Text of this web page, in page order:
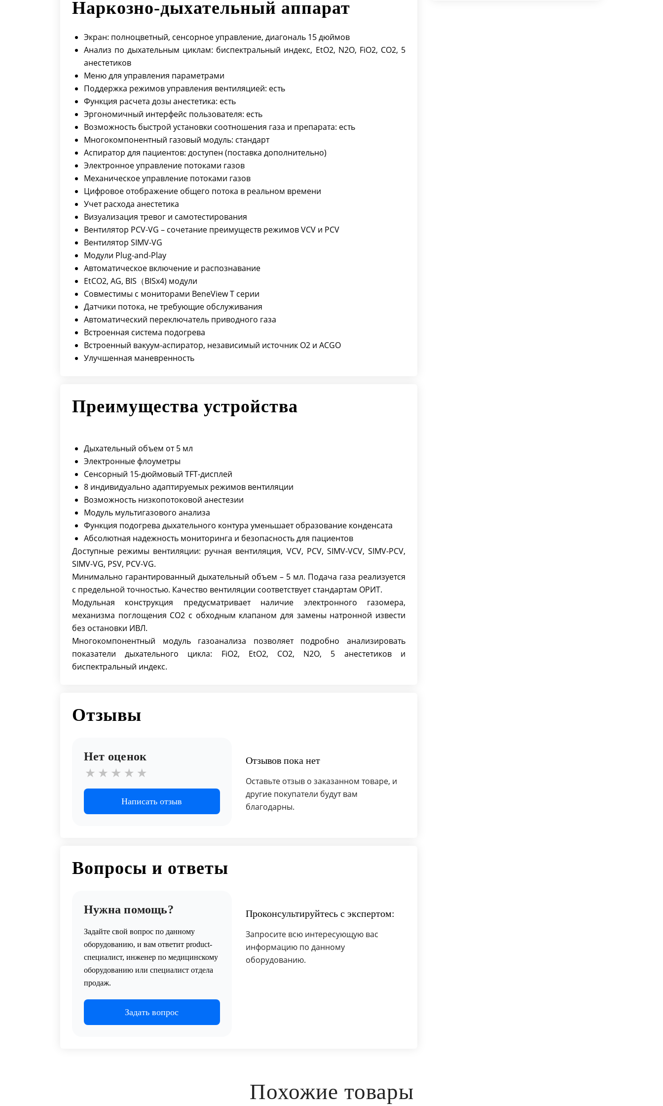
Цифровое отображение общего
Учет расхода анестетика
Визуализация тревог и
преимуществ режимов VCV и PCV
Автоматическое включение и
распознавание
EtCO2, AG, BIS（BISx4) модули
Датчики потока, не требующие
приводного газа
Наркозно-дыхательный аппарат
Экран: полноцветный, сенсорное управление, диагональ 15 дюймов
Анализ по дыхательным циклам: биспектральный индекс, EtO2, N2O, FiO2, CO2, 5
анестетиков
Меню для управления параметрами
Поддержка режимов управления вентиляцией: есть
Функция расчета дозы анестетика: есть
Эргономичный интерфейс пользователя: есть
Возможность быстрой установки соотношения газа и препарата: есть
Многокомпонентный газовый модуль: стандарт
Аспиратор для пациентов: доступен (поставка дополнительно)
Электронное управление потоками газов
Механическое управление потоками газов
Цифровое отображение общего потока в реальном времени
Учет расхода анестетика
Визуализация тревог и самотестирования
Вентилятор PCV-VG – сочетание преимуществ режимов VCV и PCV
Вентилятор SIMV-VG
Модули Plug-and-Play
Автоматическое включение и распознавание
EtCO2, AG, BIS（BISx4) модули
Совместимы с мониторами BeneView T серии
Датчики потока, не требующие обслуживания
Автоматический переключатель приводного газа
Встроенная система подогрева
Встроенный вакуум-аспиратор, независимый источник О2 и ACGO
Улучшенная маневренность
Преимущества устройства
Дыхательный объем от 5 мл
Электронные флоуметры
Сенсорный 15-дюймовый TFT-дисплей
8 индивидуально адаптируемых режимов вентиляции
Возможность низкопотоковой анестезии
Модуль мультигазового анализа
Функция подогрева дыхательного контура уменьшает образование конденсата
Абсолютная надежность мониторинга и безопасность для пациентов
Доступные режимы вентиляции: ручная вентиляция, VCV, PCV, SIMV-VCV, SIMV-PCV,
SIMV-VG, PSV, PCV-VG.
Минимально гарантированный дыхательный объем – 5 мл. Подача газа реализуется
с предельной точностью. Качество вентиляции соответствует стандартам ОРИТ.
Модульная конструкция предусматривает наличие электронного газомера,
механизма поглощения CO2 с обходным клапаном для замены натронной извести
без остановки ИВЛ.
Многокомпонентный модуль газоанализа позволяет подробно анализировать
показатели дыхательного цикла: FiO2, EtO2, CO2, N2O, 5 анестетиков и
биспектральный индекс.
Отзывы
Нет оценок
Написать отзыв
Отзывов пока нет
Оставьте отзыв о заказанном товаре, и
другие покупатели будут вам
благодарны.
Вопросы и ответы
Нужна помощь?
Задайте свой вопрос по данному
оборудованию, и вам ответит product-
специалист, инженер по медицинскому
оборудованию или специалист отдела
продаж.
Задать вопрос
Проконсультируйтесь с экспертом:
Запросите всю интересующую вас
информацию по данному
оборудованию.
Похожие товары